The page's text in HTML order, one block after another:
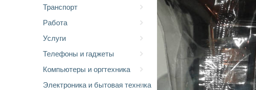
Транспорт
Работа
Услуги
Телефоны и гаджеты
Компьютеры и оргтехника
Электроника и бытовая техника